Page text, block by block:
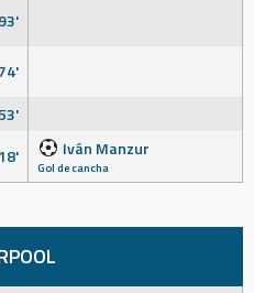
93'
18'
Iván Manzur
Gol de cancha